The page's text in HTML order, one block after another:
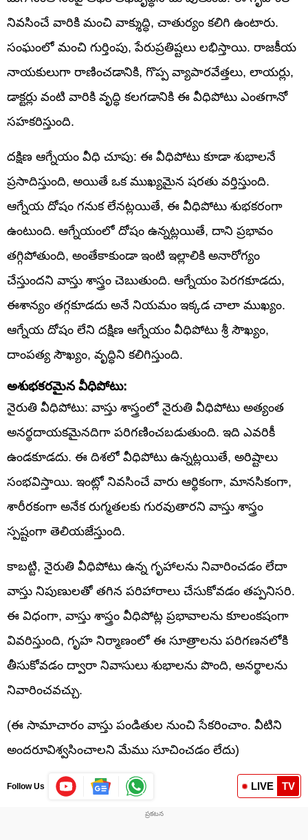
నివసించే వారికి మంచి వాక్శుద్ధి, చాతుర్యం కలిగి ఉంటారు.
సంఘంలో మంచి గుర్తింపు, పేరుప్రతిష్టలు లభిస్తాయి. రాజకీయ
నాయకులుగా రాణించడానికి, గొప్ప వ్యాపారవేత్తలు, లాయర్లు,
డాక్టర్లు వంటి వారికి వృద్ధి కలగడానికి ఈ వీధిపోటు ఎంతగానో
సహకరిస్తుంది.
దక్షిణ ఆగ్నేయం వీధి చూపు: ఈ వీధిపోటు కూడా శుభాలనే
ప్రసాదిస్తుంది, అయితే ఒక ముఖ్యమైన షరతు వర్తిస్తుంది.
ఆగ్నేయ దోషం గనుక లేనట్లయితే, ఈ వీధిపోటు శుభకరంగా
ఉంటుంది. ఆగ్నేయంలో దోషం ఉన్నట్లయితే, దాని ప్రభావం
తగ్గిపోతుంది, అంతేకాకుండా ఇంటి ఇల్లాలికి అనారోగ్యం
చేస్తుందని వాస్తు శాస్త్రం చెబుతుంది. ఆగ్నేయం పెరగకూడదు,
ఈశాన్యం తగ్గకూడదు అనే నియమం ఇక్కడ చాలా ముఖ్యం.
ఆగ్నేయ దోషం లేని దక్షిణ ఆగ్నేయం వీధిపోటు శ్రీ సౌఖ్యం,
దాంపత్య సౌఖ్యం, వృద్ధిని కలిగిస్తుంది.
అశుభకరమైన వీధిపోటు:
నైరుతి వీధిపోటు: వాస్తు శాస్త్రంలో నైరుతి వీధిపోటు అత్యంత
అనర్థదాయకమైనదిగా పరిగణించబడుతుంది. ఇది ఎవరికీ
ఉండకూడదు. ఈ దిశలో వీధిపోటు ఉన్నట్లయితే, అరిష్టాలు
సంభవిస్తాయి. ఇంట్లో నివసించే వారు ఆర్థికంగా, మానసికంగా,
శారీరకంగా అనేక రుగ్మతలకు గురవుతారని వాస్తు శాస్త్రం
స్పష్టంగా తెలియజేస్తుంది.
కాబట్టి, నైరుతి వీధిపోటు ఉన్న గృహాలను నివారించడం లేదా
వాస్తు నిపుణులతో తగిన పరిహారాలు చేసుకోవడం తప్పనిసరి.
ఈ విధంగా, వాస్తు శాస్త్రం వీధిపోట్ల ప్రభావాలను కూలంకషంగా
వివరిస్తుంది, గృహ నిర్మాణంలో ఈ సూత్రాలను పరిగణనలోకి
తీసుకోవడం ద్వారా నివాసులు శుభాలను పొంది, అనర్థాలను
నివారించవచ్చు.
(ఈ సామాచారం వాస్తు పండితుల నుంచి సేకరించాం. వీటిని
అందరూవిశ్వసించాలని మేము సూచించడం లేదు)
Follow Us LIVE TV